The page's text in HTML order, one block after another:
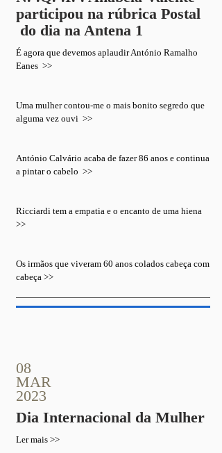
participou na rúbrica Postal
do dia na Antena 1
É agora que devemos aplaudir António Ramalho
Eanes >>
Uma mulher contou-me o mais bonito segredo que
alguma vez ouvi >>
António Calvário acaba de fazer 86 anos e continua
a pintar o cabelo >>
Ricciardi tem a empatia e o encanto de uma hiena
>>
Os irmãos que viveram 60 anos colados cabeça com
cabeça >>
08
MAR
2023
Dia Internacional da Mulher
Ler mais >>